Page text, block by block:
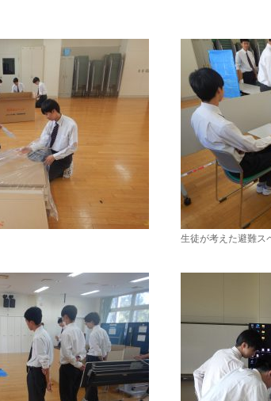
生徒が考えた避難ス